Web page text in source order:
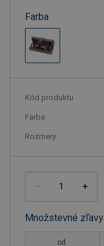
Farba
Kód produktu
Farba
Rozmery
Množstevné zľavy
od